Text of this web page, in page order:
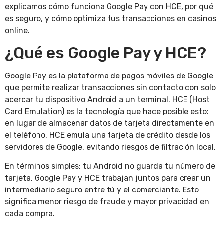
explicamos cómo funciona Google Pay con HCE, por qué
es seguro, y cómo optimiza tus transacciones en casinos
online.
¿Qué es Google Pay y HCE?
Google Pay es la plataforma de pagos móviles de Google
que permite realizar transacciones sin contacto con solo
acercar tu dispositivo Android a un terminal. HCE (Host
Card Emulation) es la tecnología que hace posible esto:
en lugar de almacenar datos de tarjeta directamente en
el teléfono, HCE emula una tarjeta de crédito desde los
servidores de Google, evitando riesgos de filtración local.
En términos simples: tu Android no guarda tu número de
tarjeta. Google Pay y HCE trabajan juntos para crear un
intermediario seguro entre tú y el comerciante. Esto
significa menor riesgo de fraude y mayor privacidad en
cada compra.